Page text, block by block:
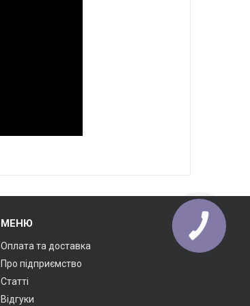
МЕНЮ
Оплата та доставка
Про підприємство
Статті
Відгуки